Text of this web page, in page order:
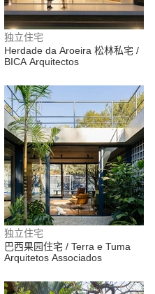
独立住宅
Herdade da Aroeira 松林私宅 /
BICA Arquitectos
独立住宅
巴西果园住宅 / Terra e Tuma
Arquitetos Associados